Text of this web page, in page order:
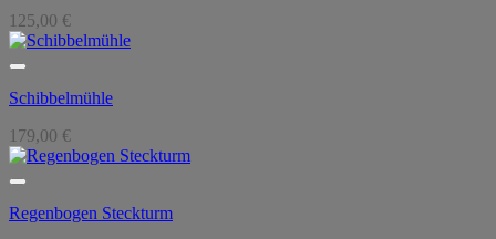
125,00 €
Schibbelmühle
179,00 €
Regenbogen Steckturm